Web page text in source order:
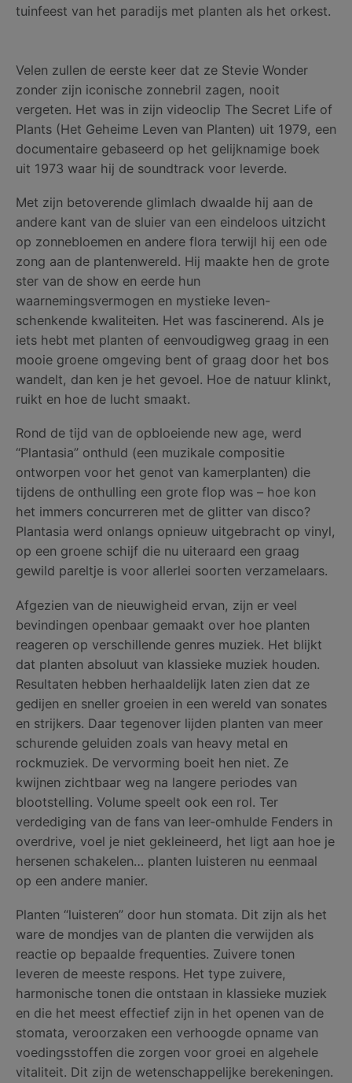
tuinfeest van het paradijs met planten als het orkest.
Velen zullen de eerste keer dat ze Stevie Wonder
zonder zijn iconische zonnebril zagen, nooit
vergeten. Het was in zijn videoclip The Secret Life of
Plants (Het Geheime Leven van Planten) uit 1979, een
documentaire gebaseerd op het gelijknamige boek
uit 1973 waar hij de soundtrack voor leverde.
Met zijn betoverende glimlach dwaalde hij aan de
andere kant van de sluier van een eindeloos uitzicht
op zonnebloemen en andere flora terwijl hij een ode
zong aan de plantenwereld. Hij maakte hen de grote
ster van de show en eerde hun
waarnemingsvermogen en mystieke leven-
schenkende kwaliteiten. Het was fascinerend. Als je
iets hebt met planten of eenvoudigweg graag in een
mooie groene omgeving bent of graag door het bos
wandelt, dan ken je het gevoel. Hoe de natuur klinkt,
ruikt en hoe de lucht smaakt.
Rond de tijd van de opbloeiende new age, werd
“Plantasia” onthuld (een muzikale compositie
ontworpen voor het genot van kamerplanten) die
tijdens de onthulling een grote flop was – hoe kon
het immers concurreren met de glitter van disco?
Plantasia werd onlangs opnieuw uitgebracht op vinyl,
op een groene schijf die nu uiteraard een graag
gewild pareltje is voor allerlei soorten verzamelaars.
Afgezien van de nieuwigheid ervan, zijn er veel
bevindingen openbaar gemaakt over hoe planten
reageren op verschillende genres muziek. Het blijkt
dat planten absoluut van klassieke muziek houden.
Resultaten hebben herhaaldelijk laten zien dat ze
gedijen en sneller groeien in een wereld van sonates
en strijkers. Daar tegenover lijden planten van meer
schurende geluiden zoals van heavy metal en
rockmuziek. De vervorming boeit hen niet. Ze
kwijnen zichtbaar weg na langere periodes van
blootstelling. Volume speelt ook een rol. Ter
verdediging van de fans van leer-omhulde Fenders in
overdrive, voel je niet gekleineerd, het ligt aan hoe je
hersenen schakelen… planten luisteren nu eenmaal
op een andere manier.
Planten “luisteren” door hun stomata. Dit zijn als het
ware de mondjes van de planten die verwijden als
reactie op bepaalde frequenties. Zuivere tonen
leveren de meeste respons. Het type zuivere,
harmonische tonen die ontstaan in klassieke muziek
en die het meest effectief zijn in het openen van de
stomata, veroorzaken een verhoogde opname van
voedingsstoffen die zorgen voor groei en algehele
vitaliteit. Dit zijn de wetenschappelijke berekeningen.